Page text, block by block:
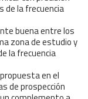
de la frecuencia
buena entre los
zona de estudio y
la frecuencia
en el
de prospección